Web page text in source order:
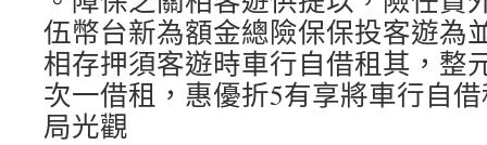
伍幣台新為額金總險保保投客遊為
相存押須客遊時車行自借租其，整
次一借租，惠優折5有享將車行自
局光觀